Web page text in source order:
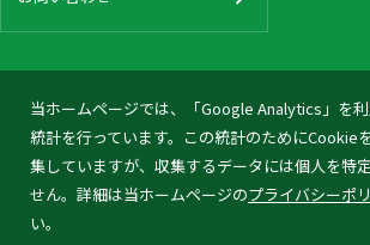
当ホームページでは、「Google Analytics」を
統計を行っています。この統計のためにCookie
集していますが、収集するデータには個人を特
せん。詳細は当ホームページのプライバシーポ
い。